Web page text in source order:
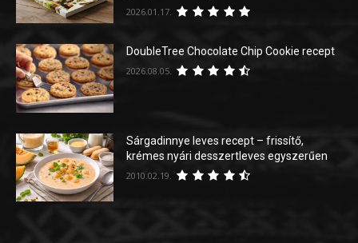
2026.01.17.
DoubleTree Chocolate Chip Cookie recept
2026.08.05.
Sárgadinnye leves recept – frissítő,
krémes nyári desszertleves egyszerűen
2010.02.19.